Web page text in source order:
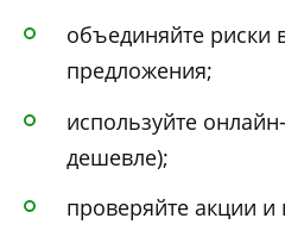
объединяйте риски
предложения;
используйте
дешевле);
проверяйте акции